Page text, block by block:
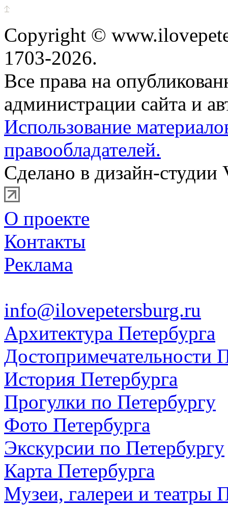
Copyright ©
1703-2026.
Все права на
администрации сайта и
Использование
правообладателей.
Сделано в дизайн-студии
О проекте
Контакты
Реклама
info@ilovepetersburg.ru
Архитектура Петербурга
Достопримечательности
История Петербурга
Прогулки по Петербургу
Фото Петербурга
Экскурсии по Петербургу
Карта Петербурга
Музеи, галереи и театры